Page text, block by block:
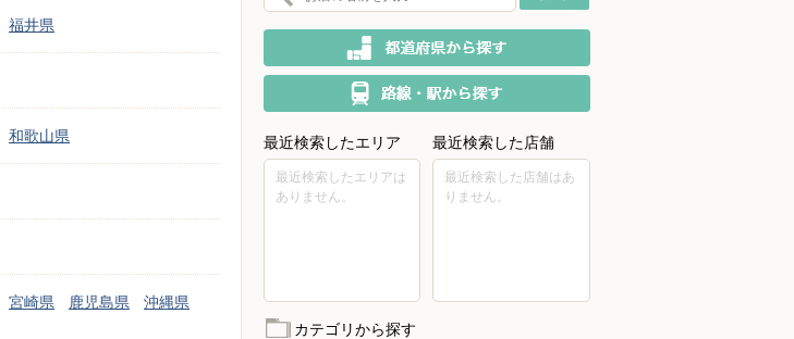
福井県
和歌山県
宮崎県 鹿児島県 沖縄県
最近検索したエリア
最近検索したエリアは
ありません。
最近検索した店舗
最近検索した店舗はあ
りません。
カテゴリから探す